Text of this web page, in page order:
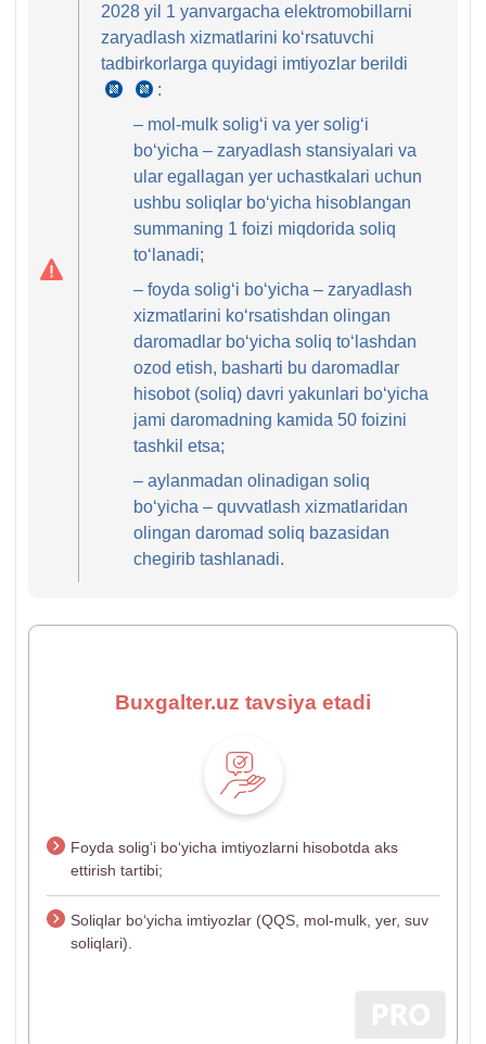
2028 yil 1 yanvargacha elektromobillarni
zaryadlash хizmatlarini koʻrsatuvchi
tadbirkorlarga quyidagi imtiyozlar berildi
19.12.2022
PQ-
444-
son,
SK
483-
m.
94-
k
:
– mol-mulk soligʻi va yer soligʻi
boʻyicha – zaryadlash stansiyalari va
ular egallagan yer uchastkalari uchun
ushbu soliqlar boʻyicha hisoblangan
summaning 1 foizi miqdorida soliq
toʻlanadi;
– foyda soligʻi boʻyicha – zaryadlash
хizmatlarini koʻrsatishdan olingan
daromadlar boʻyicha soliq toʻlashdan
ozod etish, basharti bu daromadlar
hisobot (soliq) davri yakunlari boʻyicha
jami daromadning kamida 50 foizini
tashkil etsa;
– aylanmadan olinadigan soliq
boʻyicha – quvvatlash хizmatlaridan
olingan daromad soliq bazasidan
chegirib tashlanadi.
Buxgalter.uz tavsiya etadi
Foyda soligʻi boʻyicha imtiyozlarni hisobotda aks
ettirish tartibi;
Soliqlar boʻyicha imtiyozlar (QQS, mol-mulk, yer, suv
soliqlari).